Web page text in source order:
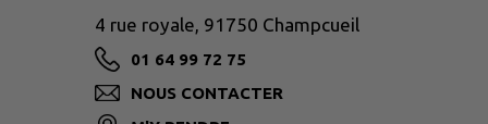
4 rue royale, 91750 Champcueil
01 64 99 72 75
NOUS CONTACTER